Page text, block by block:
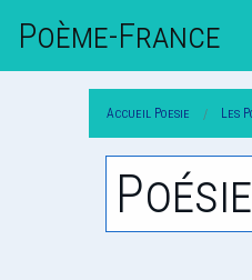
Poème-FrAnce
Accueil Poesie Les